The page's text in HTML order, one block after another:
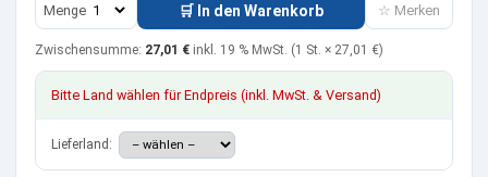
Menge 🛒 In den Warenkorb ☆ Merken
Zwischensumme: 27,01 € inkl. 19 % MwSt. (1 St. × 27,01 €)
Bitte Land wählen für Endpreis (inkl. MwSt. & Versand)
Lieferland: